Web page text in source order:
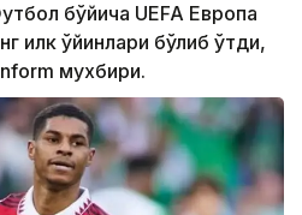
бўйича UEFA Европа
илк ўйинлари бўлиб ўтди,
мухбири.